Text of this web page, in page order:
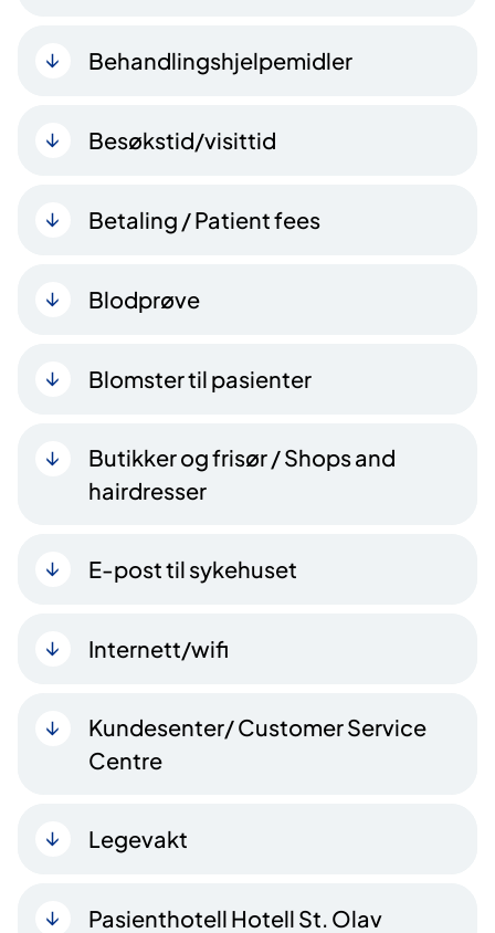
Behandlingshjelpemidler
Besøkstid/visittid
Betaling / Patient fees
Blodprøve
Blomster til pasienter
Butikker og frisør / Shops and
hairdresser
E-post til sykehuset
Internett/wifi
Kundesenter/ Customer Service
Centre
Legevakt
Pasienthotell Hotell St. Olav